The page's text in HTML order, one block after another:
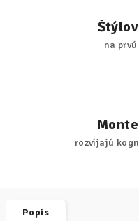
na
rozvíjajú
Popis